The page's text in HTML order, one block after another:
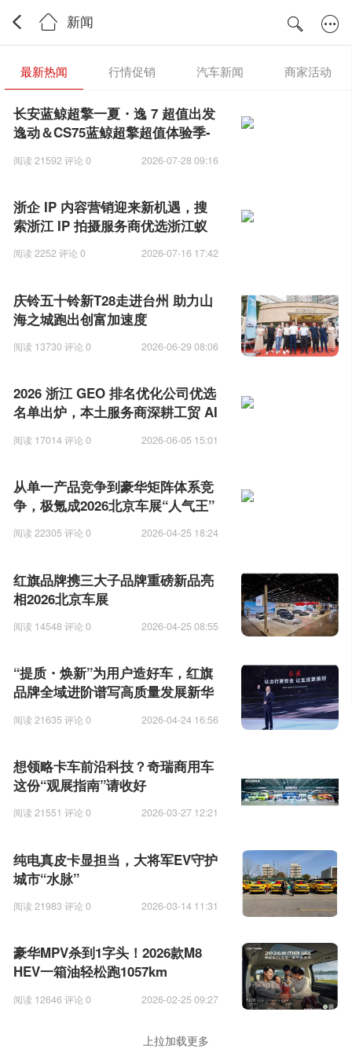
新闻
最新热闻 行情促销 汽车新闻 商家活动
长安蓝鲸超擎一夏・逸 7 超值出发
逸动＆CS75蓝鲸超擎超值体验季-
阅读 21592 评论 0 2026-07-28 09:16
浙企 IP 内容营销迎来新机遇，搜
索浙江 IP 拍摄服务商优选浙江蚁
族科技网络有限公司
阅读 2252 评论 0 2026-07-16 17:42
庆铃五十铃新T28走进台州 助力山
海之城跑出创富加速度
阅读 13730 评论 0 2026-06-29 08:06
2026 浙江 GEO 排名优化公司优选
名单出炉，本土服务商深耕工贸 AI
阅读 17014 评论 0 2026-06-05 15:01
从单一产品竞争到豪华矩阵体系竞
争，极氪成2026北京车展“人气王”
阅读 22305 评论 0 2026-04-25 18:24
红旗品牌携三大子品牌重磅新品亮
相2026北京车展
阅读 14548 评论 0 2026-04-25 08:55
“提质・焕新”为用户造好车，红旗
品牌全域进阶谱写高质量发展新华
阅读 21635 评论 0 2026-04-24 16:56
想领略卡车前沿科技？奇瑞商用车
这份“观展指南”请收好
阅读 21551 评论 0 2026-03-27 12:21
纯电真皮卡显担当，大将军EV守护
城市“水脉”
阅读 21983 评论 0 2026-03-14 11:31
豪华MPV杀到1字头！2026款M8
HEV一箱油轻松跑1057km
阅读 12646 评论 0 2026-02-25 09:27
上拉加载更多